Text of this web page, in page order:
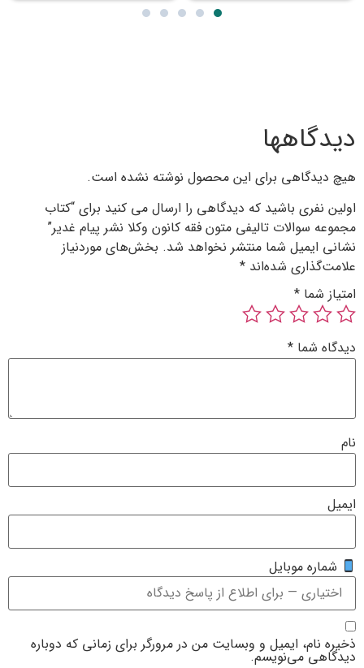
برای این محصول نوشته نشده است.
نفری باشید که دیدگاهی را ارسال می کنید برای “کتاب
سوالات تالیفی متون فقه کانون وکلا نشر پیام غدیر”
ایمیل شما منتشر نخواهد شد. بخش‌های موردنیاز
شده‌اند*
شما*
شما*
موبایل
نام، ایمیل و وبسایت من در مرورگر برای زمانی که دوباره
می‌نویسم.